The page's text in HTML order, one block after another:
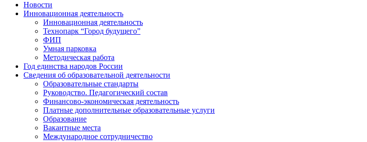
Новости
Инновационная деятельность
Инновационная деятельность
Технопарк “Город будущего”
ФИП
Умная парковка
Методическая работа
Год единства народов России
Сведения об образовательной деятельности
Образовательные стандарты
Руководство. Педагогический состав
Финансово-экономическая деятельность
Платные дополнительные образовательные услуги
Образование
Вакантные места
Международное сотрудничество